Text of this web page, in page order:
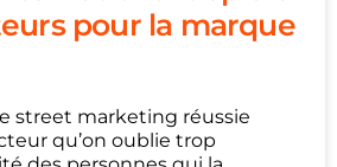
pour la marque
street marketing réussie
qu’on oublie trop